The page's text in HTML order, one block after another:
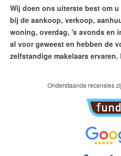
Woningzoekers
Onze makelaars
Ons werkgebied
Huis verkopen
Wij doen ons uiterste best om
bij de aankoop, verkoop,
woning, overdag, 's avonds en
al voor geweest en hebben de
zelfstandige makelaars
Onderstaande recensies